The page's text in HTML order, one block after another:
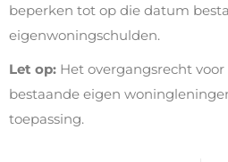
beperken tot op die datum
eigenwoningschulden.
Let op: Het overgangsrecht voor
bestaande eigen
toepassing.